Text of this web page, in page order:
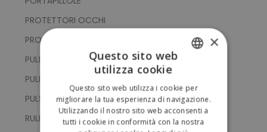
PROTETTORI OCCHI
PROTETTORI TASCA
PULISCI ORECCHIE
PULITORI VISO
PULSOSSIMETRI
RULLI MUSCOLARI
ENGLISH
×
Questo sito web
utilizza cookie
Questo sito web utilizza i cookie per
migliorare la tua esperienza di navigazione.
Utilizzando il nostro sito web acconsenti a
tutti i cookie in conformità con la nostra